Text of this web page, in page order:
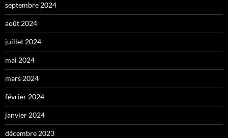
septembre 2024
août 2024
juillet 2024
mai 2024
mars 2024
février 2024
janvier 2024
décembre 2023